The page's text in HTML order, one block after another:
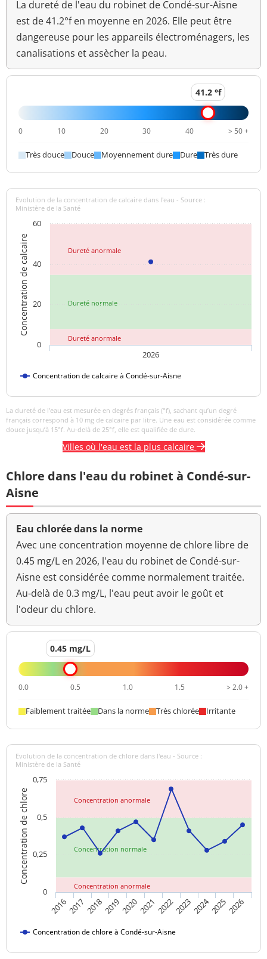
Fer total <5 µg/L <=200 µg/L
Bact. aér. revivifiables
<1 n/mL
Magnésium 37,6 mg(Mg)/L
Manganèse total <0,5 µg/L <=50 µg/L
Ammonium (en NH4) <0,050 mg/L <=0,1 mg/L
Odeur (qualitatif)
Changement
pH 7,6 unité pH
>=6,5 et <=9
unité pH
Sulfates 128 mg/L
Titre alcalimétrique
Titre alcalimétrique
Température de
mesure du pH
11 °C
Titre hydrotimétrique 41,2 °f
Turbidité
néphélométrique NFU
<0,30 NFU <=2 NFU
La dureté de l'eau du robinet de Condé-sur-Aisne
est de 41.2°f en moyenne en 2026. Elle peut être
dangereuse pour les appareils électroménagers, les
canalisations et assècher la peau.
41.2 °f
0 10 20 30 40 > 50 +
Très douce Douce Moyennement dure Dure Très dure
Dureté normale
Dureté anormale
Dureté anormale
Concentration de calcaire
Evolution de la concentration de calcaire dans l'eau - Source :
Ministère de la Santé
Concentration de calcaire à Condé-sur-Aisne
2026
0
20
40
60
La dureté de l’eau est mesurée en degrés français (°f), sachant qu’un degré
français correspond à 10 mg de calcaire par litre. Une eau est considérée comme
douce jusqu’à 15°f. Au-delà de 25°f, elle est qualifiée de dure.
Villes où l'eau est la plus calcaire
Chlore dans l'eau du robinet à Condé-sur-
Aisne
Eau chlorée dans la norme
Avec une concentration moyenne de chlore libre de
0.45 mg/L en 2026, l'eau du robinet de Condé-sur-
Aisne est considérée comme normalement traitée.
Au-delà de 0.3 mg/L, l'eau peut avoir le goût et
l'odeur du chlore.
0.45 mg/L
0.0 0.5 1.0 1.5 > 2.0 +
Faiblement traitée Dans la norme Très chlorée Irritante
Concentration normale
Concentration anormale
Concentration anormale
Concentration de chlore
Evolution de la concentration de chlore dans l'eau - Source :
Ministère de la Santé
Concentration de chlore à Condé-sur-Aisne
20162017 201820192020202120222023202420252026
0
0,25
0,5
0,75